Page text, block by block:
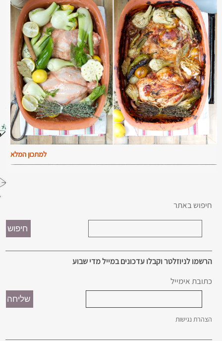
למתכון המלא
חיפוש באתר
הרשמו לניוזלטר וקבלו עדכונים במייל מדי שבוע
כתובת אימייל
הצהרת נגישות